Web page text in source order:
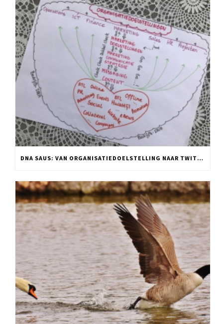
DNA SAUS: VAN ORGANISATIEDOELSTELLING NAAR TWITTER POST